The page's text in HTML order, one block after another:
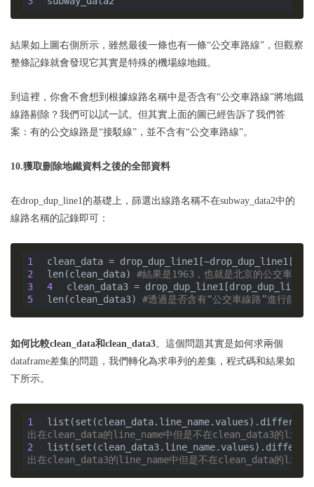
結果如上圖右側所示，雖然最後一條也有一條“公交車路線”，但觀察
整條記錄就會發現它其實是特殊的機場線地鐵。
到這裡，你會不會想到根據線路名稱中是否含有“公交車路線”將地鐵
線路剔除？我們可以試一試。但其實上面的圖已經告訴了我們答
案：有的公交線路是“接駁線”，並不含有“公交車路線”。
10.獲取刪除地鐵資料之後的全部資料
在drop_dup_line1的基礎上，篩選出線路名稱不在subway_data2中的
線路名稱的記錄即可：
1 clean_data = drop_dup_line1[~drop_dup_line1[
2
len(clean_data) #結果是1963，也就是北京的公交車一
3
4
clean_data3 =
5
len(clean_data3) #透過是否含有“公交車線路”進行篩選
如何比較clean_data和clean_data3。這個問題其實是如何求兩個
dataframe差集的問題，我們轉化為求串列的差集，程式碼和結果如
下所示。
1
出在clean_data的line_name中但是不在clean_data3的
2
出在clean_data3的line_name中但是不在clean_data的